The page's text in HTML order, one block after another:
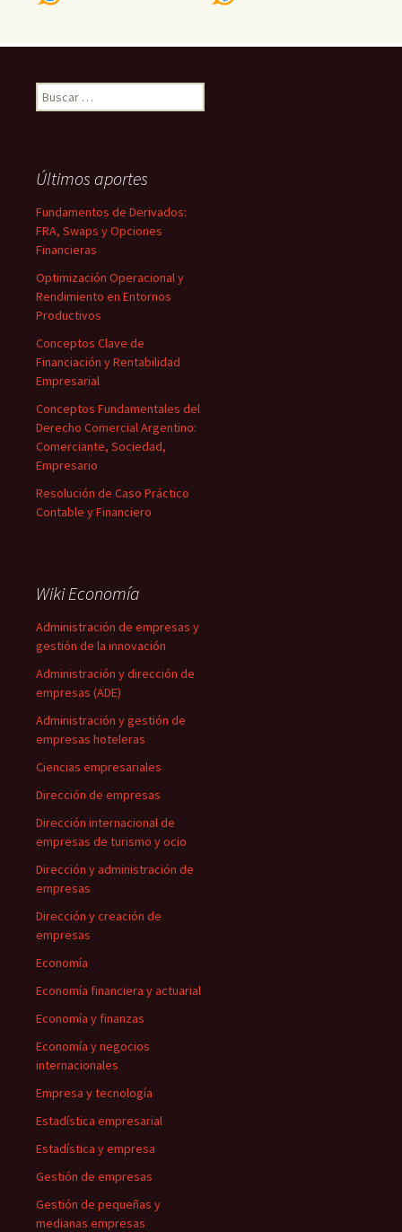
Buscar:
Últimos aportes
Fundamentos de Derivados:
FRA, Swaps y Opciones
Financieras
Optimización Operacional y
Rendimiento en Entornos
Productivos
Conceptos Clave de
Financiación y Rentabilidad
Empresarial
Conceptos Fundamentales del
Derecho Comercial Argentino:
Comerciante, Sociedad,
Empresario
Resolución de Caso Práctico
Contable y Financiero
Wiki Economía
Administración de empresas y
gestión de la innovación
Administración y dirección de
empresas (ADE)
Administración y gestión de
empresas hoteleras
Ciencias empresariales
Dirección de empresas
Dirección internacional de
empresas de turismo y ocio
Dirección y administración de
empresas
Dirección y creación de
empresas
Economía
Economía financiera y actuarial
Economía y finanzas
Economía y negocios
internacionales
Empresa y tecnología
Estadística empresarial
Estadística y empresa
Gestión de empresas
Gestión de pequeñas y
medianas empresas